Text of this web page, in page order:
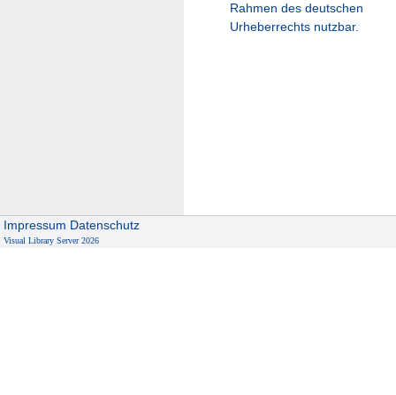
Rahmen des deutschen
Urheberrechts nutzbar.
Impressum Datenschutz
Visual Library Server 2026